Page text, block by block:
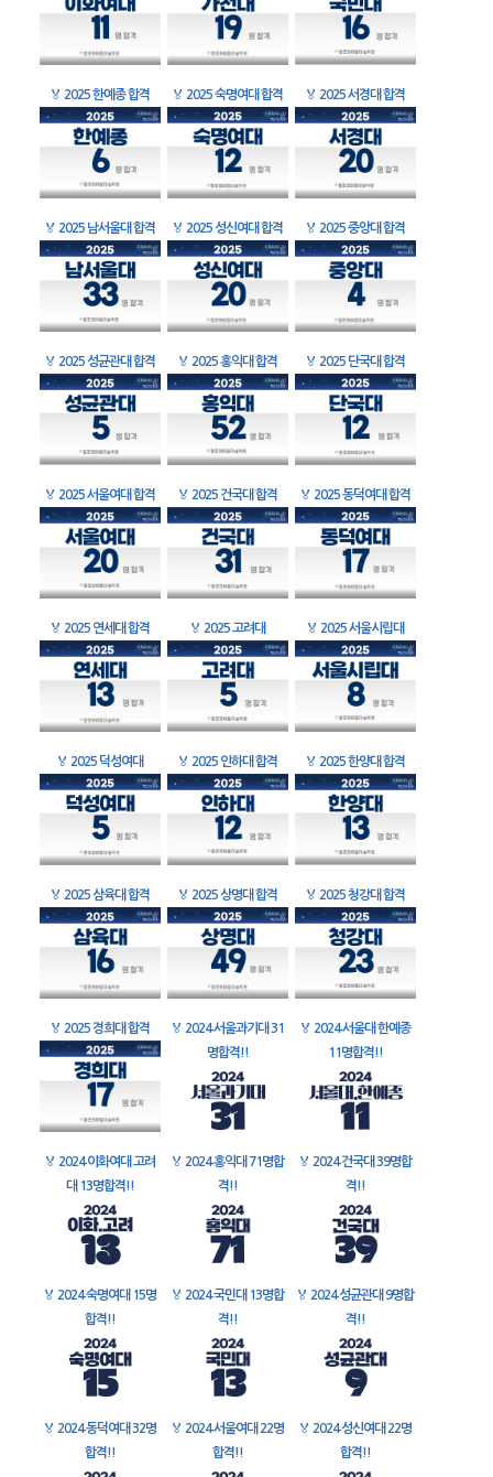
🏅 2025 한예종 합격 🏅 2025 숙명여대 합격 🏅 2025 서경대 합격
🏅 2025 남서울대 합격 🏅 2025 성신여대 합격 🏅 2025 중앙대 합격
🏅 2025 성균관대 합격 🏅 2025 홍익대 합격 🏅 2025 단국대 합격
🏅 2025 서울여대 합격 🏅 2025 건국대 합격 🏅 2025 동덕여대 합격
🏅 2025 연세대 합격 🏅 2025 고려대 🏅 2025 서울시립대
🏅 2025 덕성여대 🏅 2025 인하대 합격 🏅 2025 한양대 합격
🏅 2025 삼육대 합격 🏅 2025 상명대 합격 🏅 2025 청강대 합격
🏅 2025 경희대 합격 🏅 2024 서울과기대 31
명합격!!
🏅 2024 서울대 한예종
11명합격!!
🏅 2024 이화여대 고려
대 13명합격!!
🏅 2024 홍익대 71명합
격!!
🏅 2024 건국대 39명합
격!!
🏅 2024 숙명여대 15명
합격!!
🏅 2024 국민대 13명합
격!!
🏅 2024 성균관대 9명합
격!!
🏅 2024 동덕여대 32명
합격!!
🏅 2024 서울여대 22명
합격!!
🏅 2024 성신여대 22명
합격!!